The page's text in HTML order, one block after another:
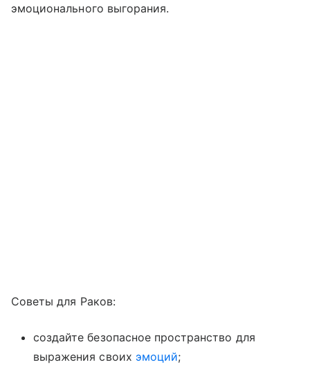
эмоционального выгорания.
Советы для Раков:
создайте безопасное пространство для
выражения своих эмоций;